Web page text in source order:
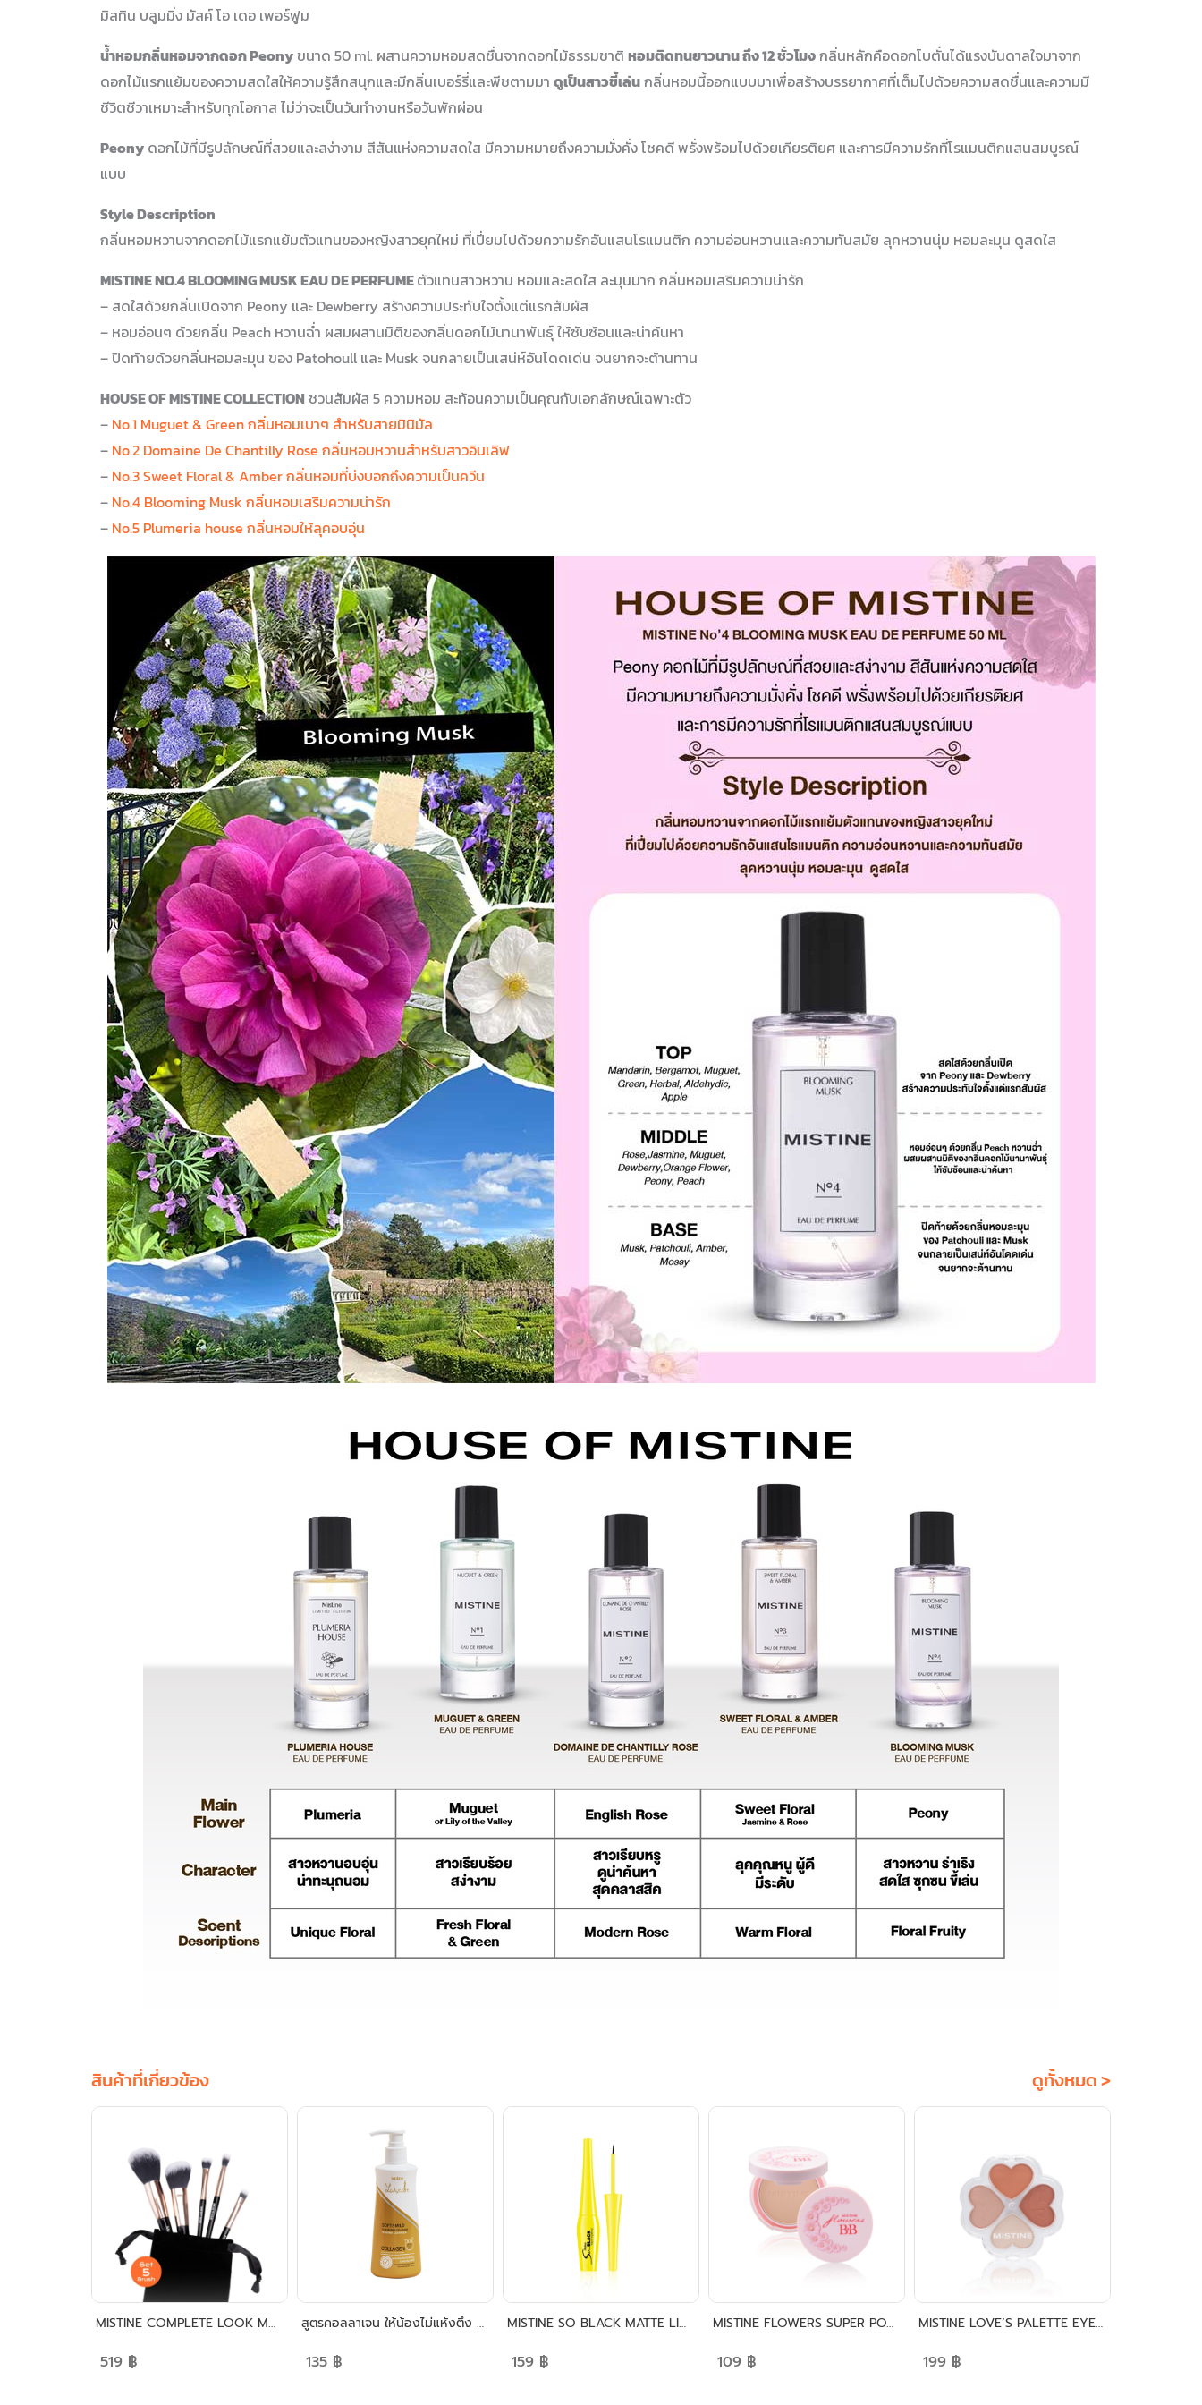
มิสทิน บลูมมิ่ง มัสค์ โอ เดอ เพอร์ฟูม
น้ำหอมกลิ่นหอมจากดอก Peony ขนาด 50 ml. ผสานความหอมสดชื่นจากดอกไม้ธรรมชาติ หอมติดทนยาวนาน ถึง 12 ชั่วโมงกลิ่นหลักคือดอกโบตั๋นได้แรงบันดาลใจมาจาก
ดอกไม้แรกแย้มของความสดใสให้ความรู้สึกสนุกและมีกลิ่นเบอร์รี่และพีชตามมา ดูเป็นสาวขี้เล่นกลิ่นหอมนี้ออกแบบมาเพื่อสร้างบรรยากาศที่เต็มไปด้วยความสดชื่นและความมี
ชีวิตชีวาเหมาะสำหรับทุกโอกาส ไม่ว่าจะเป็นวันทำงานหรือวันพักผ่อน
Peony ดอกไม้ที่มีรูปลักษณ์ที่สวยและสง่างาม สีสันแห่งความสดใส มีความหมายถึงความมั่งคั่ง โชคดี พรั่งพร้อมไปด้วยเกียรติยศ และการมีความรักที่โรแมนติกแสนสมบูรณ์
แบบ
Style Description
กลิ่นหอมหวานจากดอกไม้แรกแย้มตัวแทนของหญิงสาวยุคใหม่ ที่เปี่ยมไปด้วยความรักอันแสนโรแมนติก ความอ่อนหวานและความทันสมัย ลุคหวานนุ่ม หอมละมุน ดูสดใส
MISTINE NO.4 BLOOMING MUSK EAU DE PERFUMEตัวแทนสาวหวาน หอมและสดใส ละมุนมาก กลิ่นหอมเสริมความน่ารัก
– สดใสด้วยกลิ่นเปิดจาก Peony และ Dewberry สร้างความประทับใจตั้งแต่แรกสัมผัส
– หอมอ่อนๆ ด้วยกลิ่น Peach หวานฉ่ำ ผสมผสานมิติของกลิ่นดอกไม้นานาพันธุ์ ให้ซับซ้อนและน่าค้นหา
– ปิดท้ายด้วยกลิ่นหอมละมุน ของ Patohoull และ Musk จนกลายเป็นเสน่ห์อันโดดเด่น จนยากจะต้านทาน
HOUSE OF MISTINE COLLECTION ชวนสัมผัส 5 ความหอม สะท้อนความเป็นคุณกับเอกลักษณ์เฉพาะตัว
– No.1 Muguet & Green กลิ่นหอมเบาๆ สำหรับสายมินิมัล
– No.2 Domaine De Chantilly Rose กลิ่นหอมหวานสำหรับสาวอินเลิฟ
– No.3 Sweet Floral & Amber กลิ่นหอมที่บ่งบอกถึงความเป็นควีน
– No.4 Blooming Musk กลิ่นหอมเสริมความน่ารัก
– No.5 Plumeria house กลิ่นหอมให้ลุคอบอุ่น
สินค้าที่เกี่ยวข้อง ดูทั้งหมด >
MISTINE COMPLETE LOOK MAKEUP BRUSH SET
519 ฿
สูตรคอลลาเจน ให้น้องไม่แห้งตึง น้ำยาอนามัยมิสทิน สูตร ซอฟท์ แอนด์ มายด์
135 ฿
MISTINE SO BLACK MATTE LIQUID EYELINER
159 ฿
MISTINE FLOWERS SUPER POWDER SPF25 PA++
109 ฿
MISTINE LOVE’S PALETTE EYESHADOW
199 ฿